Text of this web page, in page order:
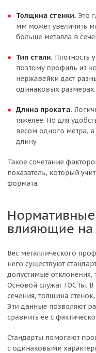
Толщина стенки. Это
мм может увеличить
больше металла в
Тип стали. Плотность
поэтому профиль из
нержавейки даст
одинаковых размерах.
Длина проката.
тяжелее. Но для
весом одного метра,
длину.
Такое сочетание
показатель, который
формата.
влияющие на
Вес металлического
него существуют
допустимые отклонения,
Основой служат ГОСТы.
сечения, толщина
Эти данные позволяют
сравнить её с
Стандарты помогают
с одинаковыми